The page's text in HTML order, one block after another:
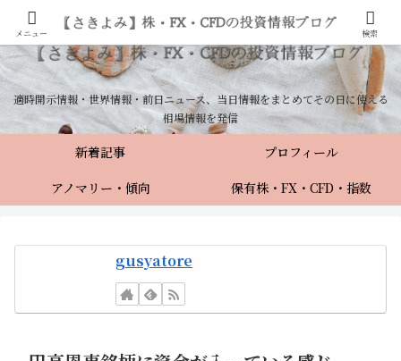
適時開示情報・世界情報・前日ニュース、当日情報をまとめてその日に使える
相場情報を発信
新着記事
プロフィール
アノマリー・傾向
保有株・FX・CFD・指数
gusyatore
メニュー 検索